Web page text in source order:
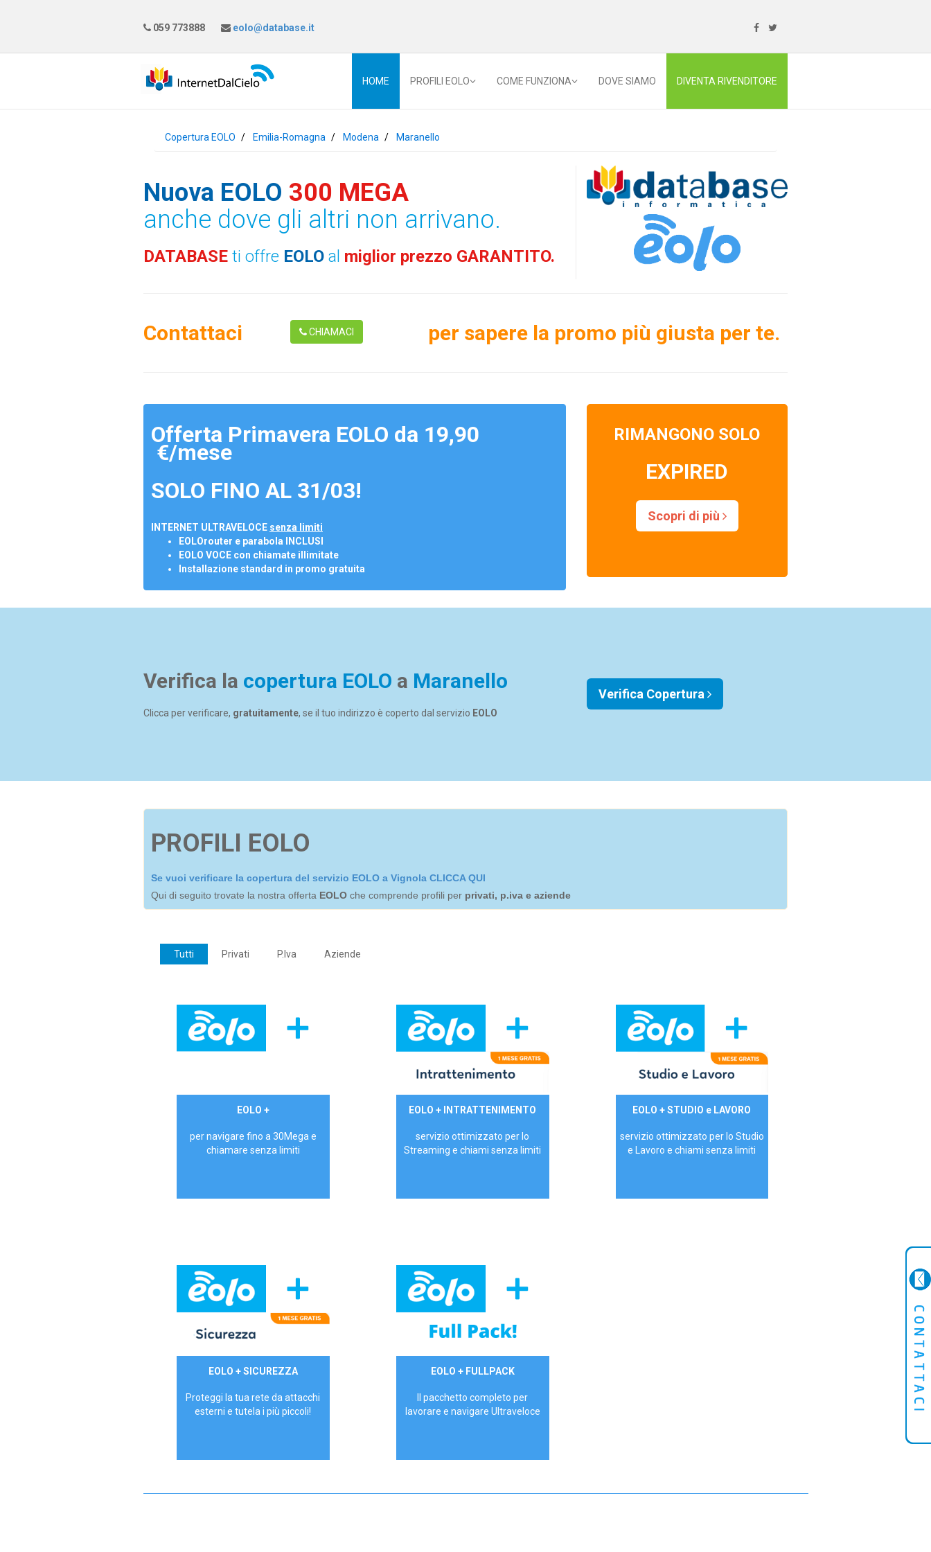
059 773888 eolo@database.it
HOME PROFILI EOLO COME FUNZIONA DOVE SIAMO DIVENTA RIVENDITORE
Copertura EOLO Emilia-Romagna Modena Maranello
Nuova EOLO 300 MEGA
anche dove gli altri non arrivano.
DATABASE ti offre EOLO al miglior prezzo GARANTITO.
Contattaci CHIAMACI per sapere la promo più giusta per te.
Offerta Primavera EOLO da 19,90
€/mese
SOLO FINO AL 31/03!
INTERNET ULTRAVELOCE senza limiti
EOLOrouter e parabola INCLUSI
EOLO VOCE con chiamate illimitate
Installazione standard in promo gratuita
RIMANGONO SOLO
EXPIRED
Scopri di più
Verifica la copertura EOLO a Maranello
Clicca per verificare, gratuitamente, se il tuo indirizzo è coperto dal servizio EOLO
Verifica Copertura
PROFILI EOLO
Se vuoi verificare la copertura del servizio EOLO a Vignola CLICCA QUI
Qui di seguito trovate la nostra offerta EOLO che comprende profili per privati, p.iva e aziende
Tutti Privati P.Iva Aziende
€ 24,90/meseEOLO +
per navigare fino a 30Mega e
chiamare senza limiti
29,90€/mese
EOLO + INTRATTENIMENTO
servizio ottimizzato per lo
Streaming e chiami senza limiti
29,90€/mese
EOLO + STUDIO e LAVORO
servizio ottimizzato per lo Studio
e Lavoro e chiami senza limiti
29,90€/mese
EOLO + SICUREZZA
Proteggi la tua rete da attacchi
esterni e tutela i più piccoli!
34,90 €/meseEOLO + FULLPACK
Il pacchetto completo per
lavorare e navigare Ultraveloce